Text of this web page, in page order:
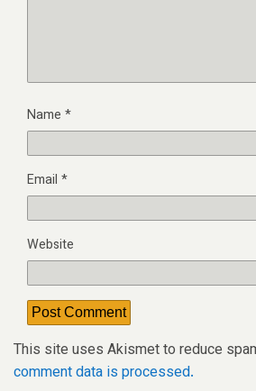
Name *
Email *
Website
This site uses Akismet to reduce
comment data is processed.